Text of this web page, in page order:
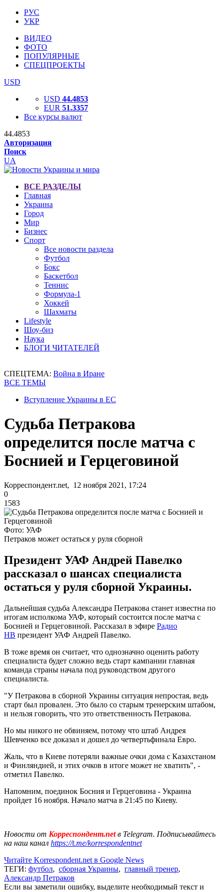
РУС
УКР
ВИДЕО
ФОТО
ПОПУЛЯРНЫЕ
СПЕЦПРОЕКТЫ
USD
USD 44.4853
EUR 51.3357
Все курсы валют
44.4853
Авторизация
Поиск
UA
ВСЕ РАЗДЕЛЫ
Главная
Украина
Город
Мир
Бизнес
Спорт
Все новости раздела
Футбол
Бокс
Баскетбол
Теннис
Формула-1
Хоккей
Шахматы
Lifestyle
Шоу-биз
Наука
БЛОГИ ЧИТАТЕЛЕЙ
СПЕЦТЕМА: Война в Иране
ВСЕ ТЕМЫ
Вступление Украины в ЕС
Судьба Петракова
определится после матча с
Боснией и Герцеговиной
Корреспондент.net, 12 ноября 2021, 17:24
0
1583
Фото: УАФ
Петраков может остаться у руля сборной
Президент УАФ Андрей Павелко
рассказал о шансах специалиста
остаться у руля сборной Украины.
Дальнейшая судьба Александра Петракова станет известна по
итогам исполкома УАФ, который состоится после матча с
Боснией и Герцеговиной. Рассказал в эфире Радио
НВ президент УАФ Андрей Павелко.
В тоже время он считает, что однозначно оценить работу
специалиста будет сложно ведь старт кампании главная
команда страны начала под руководством другого
специалиста.
"У Петракова в сборной Украины ситуация непростая, ведь
старт был провален. Это было со старым тренерским штабом,
и нельзя говорить, что это ответственность Петракова.
Но мы никого не обвиняем, потому что штаб Андрея
Шевченко все доказал и дошел до четвертьфинала Евро.
Жаль, что в Киеве потеряли важные очки дома с Казахстаном
и Финляндией, и этих очков в итоге может не хватить", -
отметил Павелко.
Напомним, поединок Босния и Герцеговина - Украина
пройдет 16 ноября. Начало матча в 21:45 по Киеву.
Новости от Корреспондент.netв Telegram. Подписывайтесь
на наш канал https://t.me/korrespondentnet
Читайте Korrespondent.net в Google News
ТЕГИ: футбол, сборная Украины, главный тренер,
Александр Петраков
Если вы заметили ошибку, выделите необходимый текст и